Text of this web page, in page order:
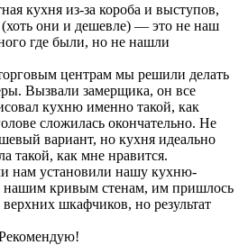
кухня из-за короба и выступов,
они и дешевле) — это не наш
где были, но не нашли
центрам мы решили делать
Вызвали замерщика, он все
кухню именно такой, как
сложилась окончательно. Не
вариант, но кухня идеально
такой, как мне нравится.
нам установили нашу кухню-
нашим кривым стенам, им пришлось
шкафчиков, но результат